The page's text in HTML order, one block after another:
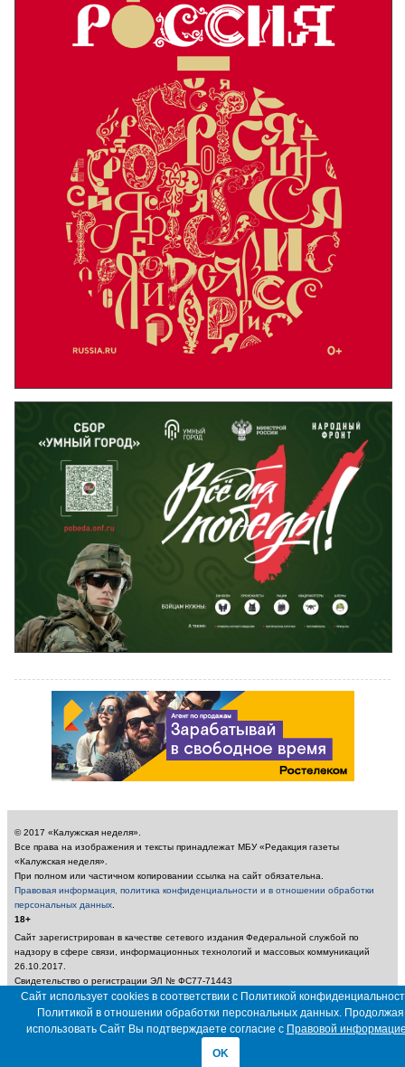
© 2017 «Калужская неделя».
Все права на изображения и тексты принадлежат МБУ «Редакция газеты
«Калужская неделя».
При полном или частичном копировании ссылка на сайт обязательна.
Правовая информация, политика конфиденциальности и в отношении обработки
персональных данных
18+
Сайт зарегистрирован в качестве сетевого издания Федеральной службой по
надзору в сфере связи, информационных технологий и массовых коммуникаций
26.10.2017.
Свидетельство о регистрации ЭЛ № ФС77-71443
Учредитель: Муниципальное бюджетное учреждение «Редакция газеты «Калужская
неделя»
Главный редактор: Амбарцумян А. Ю. / Электронный адрес редакции:
nedelya_kaluga@adm.kaluga.ru / Телефон редакции: 400-424
Сайт использует cookies в соответствии с Политикой
Политикой в отношении обработки персональных данных. Продолжая
использовать Сайт Вы подтверждаете согласие с Правовой
OK